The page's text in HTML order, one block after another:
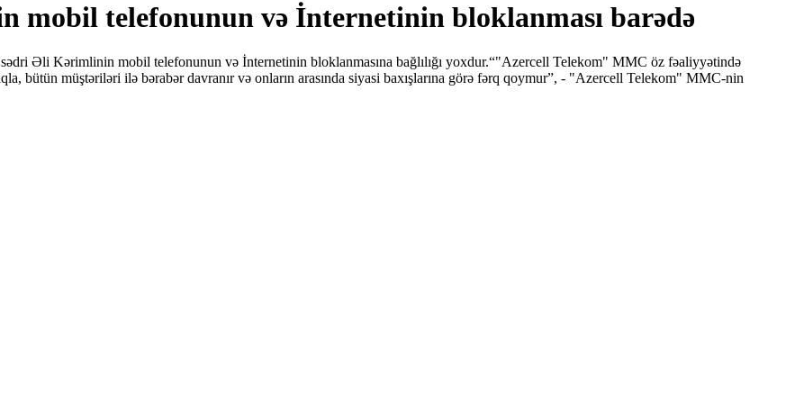
mobil telefonunun və İnternetinin bloklanması barədə
Əli Kərimlinin mobil telefonunun və İnternetinin bloklanmasına bağlılığı yoxdur.“"Azercell Telekom" MMC öz fəaliyyətində
bütün müştəriləri ilə bərabər davranır və onların arasında siyasi baxışlarına görə fərq qoymur”, - "Azercell Telekom" MMC-nin